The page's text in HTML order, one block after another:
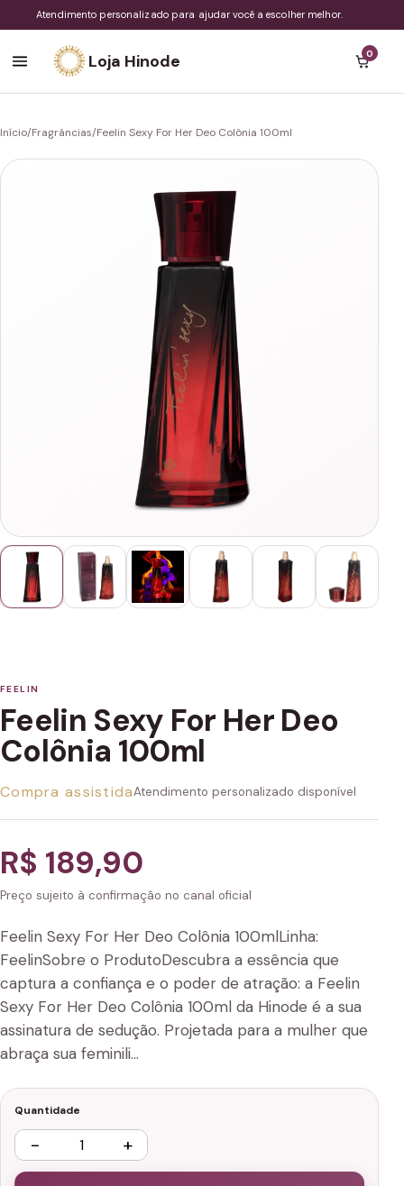
Atendimento personalizado para ajudar você a escolher melhor.
Loja Hinode 0
Início/Fragrâncias/Feelin Sexy For Her Deo Colônia 100ml
FEELIN
Feelin Sexy For Her Deo
Colônia 100ml
Compra assistidaAtendimento personalizado disponível
R$ 189,90
Preço sujeito à confirmação no canal oficial
Feelin Sexy For Her Deo Colônia 100mlLinha:
FeelinSobre o ProdutoDescubra a essência que
captura a confiança e o poder de atração: a Feelin
Sexy For Her Deo Colônia 100ml da Hinode é a sua
assinatura de sedução. Projetada para a mulher que
abraça sua feminili…
Quantidade
− +